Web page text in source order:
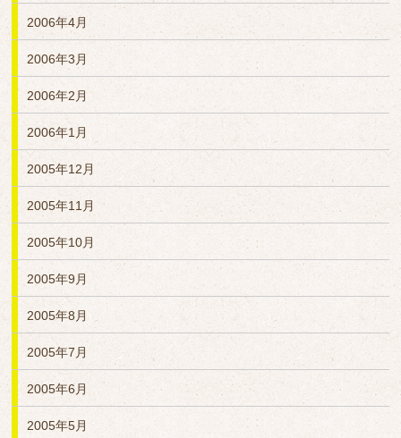
2006年4月
2006年3月
2006年2月
2006年1月
2005年12月
2005年11月
2005年10月
2005年9月
2005年8月
2005年7月
2005年6月
2005年5月